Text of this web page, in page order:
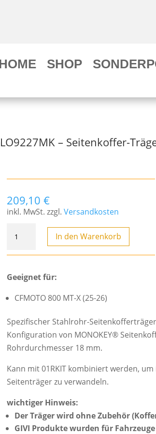
SHOP
– Seitenkoffer-
209,10€
inkl. MwSt. zzgl.Versandkosten
PLO9227MK
Seitenkoffer-
PL
ONE-
MONOKEY
für
CFMOTO
MT-
X
(25-
26)
Menge
In den Warenkorb
Geeignet für:
CFMOTO 800 MT-X (25-26)
Spezifischer Stahlrohr-Seitenkofferträger
Konfiguration von MONOKEY®
Rohrdurchmesser 18 mm.
Kann mit 01RKIT kombiniert werden,
Seitenträger zu verwandeln.
wichtiger Hinweis:
Der Träger wird ohne Zubehör
GIVI Produkte wurden für